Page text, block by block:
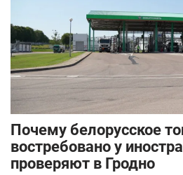
Почему белорусское
востребовано у
проверяют в Гродно